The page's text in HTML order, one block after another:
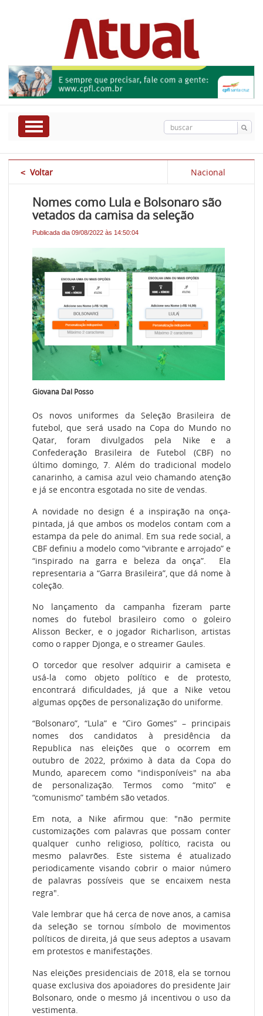
<Voltar Nacional
Nomes como Lula e Bolsonaro são
vetados da camisa da seleção
Publicada dia 09/08/2022 às 14:50:04
Giovana Dal Posso
Os novos uniformes da Seleção Brasileira de
futebol, que será usado na Copa do Mundo no
Qatar, foram divulgados pela Nike e a
Confederação Brasileira de Futebol (CBF) no
último domingo, 7. Além do tradicional modelo
canarinho, a camisa azul veio chamando atenção
e já se encontra esgotada no site de vendas.
A novidade no design é a inspiração na onça-
pintada, já que ambos os modelos contam com a
estampa da pele do animal. Em sua rede social, a
CBF definiu a modelo como “vibrante e arrojado” e
“inspirado na garra e beleza da onça”. Ela
representaria a “Garra Brasileira”, que dá nome à
coleção.
No lançamento da campanha fizeram parte
nomes do futebol brasileiro como o goleiro
Alisson Becker, e o jogador Richarlison, artistas
como o rapper Djonga, e o streamer Gaules.
O torcedor que resolver adquirir a camiseta e
usá-la como objeto político e de protesto,
encontrará dificuldades, já que a Nike vetou
algumas opções de personalização do uniforme.
“Bolsonaro”, “Lula” e “Ciro Gomes” – principais
nomes dos candidatos à presidência da
Republica nas eleições que o ocorrem em
outubro de 2022, próximo à data da Copa do
Mundo, aparecem como "indisponíveis" na aba
de personalização. Termos como “mito” e
“comunismo” também são vetados.
Em nota, a Nike afirmou que: "não permite
customizações com palavras que possam conter
qualquer cunho religioso, político, racista ou
mesmo palavrões. Este sistema é atualizado
periodicamente visando cobrir o maior número
de palavras possíveis que se encaixem nesta
regra".
Vale lembrar que há cerca de nove anos, a camisa
da seleção se tornou símbolo de movimentos
políticos de direita, já que seus adeptos a usavam
em protestos e manifestações.
Nas eleições presidenciais de 2018, ela se tornou
quase exclusiva dos apoiadores do presidente Jair
Bolsonaro, onde o mesmo já incentivou o uso da
vestimenta.